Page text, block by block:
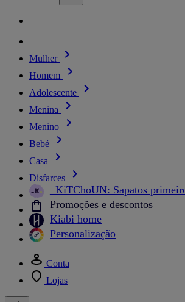
Mulher
Homem
Adolescente
Menina
Menino
Bebé
Casa
Disfarces
_KiTChoUN: Sapatos
Promoções e descontos
Kiabi home
Personalização
Conta
Lojas